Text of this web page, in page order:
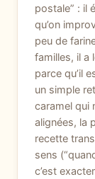
postale” : il
qu’on
peu de
familles, il a
parce qu’il
un simple
caramel qui
alignées, la
recette
sens
c’est